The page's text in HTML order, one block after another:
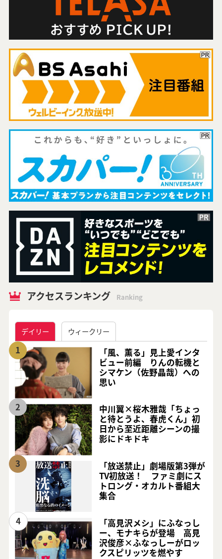
アクセスランキング Ranking
デイリー ウィークリー
1
「風、薫る」見上愛インタ
ビュー前編 りんの転機と
シマケン（佐野晶哉）への
思い
2
中川翼×桜木雅哉「ちょっ
と待とうよ、春虎くん」初
日から至近距離シーンの撮
影にドキドキ
3
「放送禁止」劇場版第3弾が
TV初放送！ ファミ劇にス
トロング・オカルト番組大
集合
4
「高見沢メシ」にふなっし
ー、モナキらが登場 高見
沢俊彦×ふなっしーがロッ
クスピリッツを燃やす